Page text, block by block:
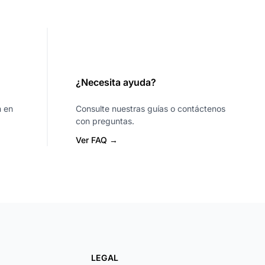
en
¿Necesita ayuda?
Consulte nuestras guías o contáctenos
con preguntas.
Ver FAQ →
LEGAL